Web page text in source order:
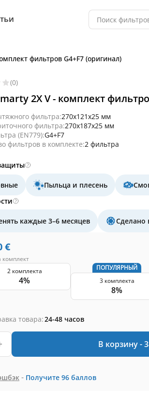
фильтров G4+F7 (оригинал)
(0)
2X V - комплект
фильтра:270x121x25 мм
фильтра:270x187x25 мм
(EN779):G4+F7
фильтров в комплекте:2 фильтра
Пыльца и плесень
каждые 3–6 месяцев Сделано
€
комплект
2 комплекта
4%
ПОПУЛЯРНЫЙ
3 комплекта
8%
товара:24-48 часов
В корзину -
- Получите 96 баллов